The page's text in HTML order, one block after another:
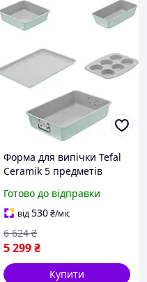
Форма для випічки Tefal
Ceramik 5 предметів
Готово до відправки
від530₴/міс
5 299₴
6 624 ₴
Купити